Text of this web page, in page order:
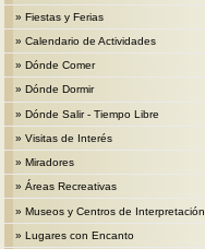
» Fiestas y Ferias
» Calendario de Actividades
» Dónde Comer
» Dónde Dormir
» Dónde Salir - Tiempo Libre
» Visitas de Interés
» Miradores
» Áreas Recreativas
» Museos y Centros de Interpretación
» Lugares con Encanto